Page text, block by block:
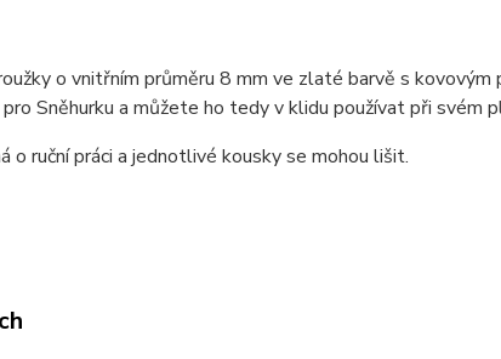
o vnitřním průměru 8 mm ve zlaté barvě s kovovým
Sněhurku a můžete ho tedy v klidu používat při svém
o ruční práci a jednotlivé kousky se mohou lišit.